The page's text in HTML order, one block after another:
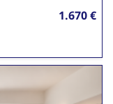
1.670 €